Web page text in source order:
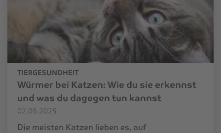
TIERGESUNDHEIT
Würmer bei Katzen: Wie du sie erkennst
und was du dagegen tun kannst
02.05.2025
Die meisten Katzen lieben es, auf